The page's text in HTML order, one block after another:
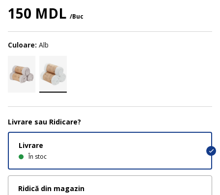
150 MDL /Buc
Culoare: Alb
Livrare sau Ridicare?
Livrare
În stoc
Ridică din magazin